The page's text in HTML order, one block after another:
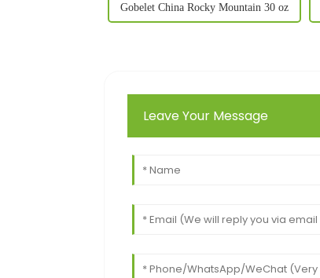
Gobelet China Rocky Mountain 30 oz
Leave Your Message